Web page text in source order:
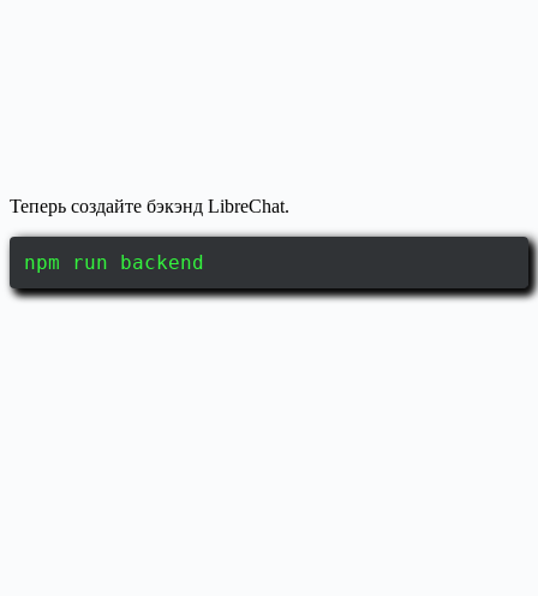
Теперь создайте бэкэнд LibreChat.
npm run backend